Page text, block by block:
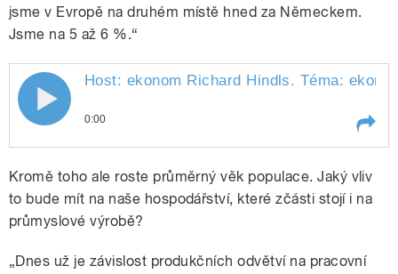
jsme v Evropě na druhém místě hned za Německem.
Jsme na 5 až 6 %.“
Host: ekonom Richard Hindls. Téma:
0:00
Téma: ekonomický vývoj v ČR a
ve světě. Moderuje Zita
Kromě toho ale roste průměrný věk populace. Jaký vliv
to bude mít na naše hospodářství, které zčásti stojí i na
průmyslové výrobě?
„Dnes už je závislost produkčních odvětví na pracovní